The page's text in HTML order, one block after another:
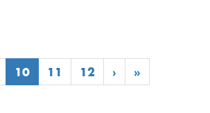
10 11 12 › »